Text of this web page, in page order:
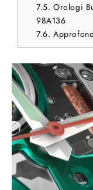
7.5. Orologi
98A136
7.6.